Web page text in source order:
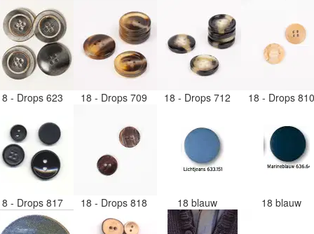
- Drops 623 18 - Drops 709 18 - Drops 712 18 - Drops
- Drops 817 18 - Drops 818 18 blauw 18 blauw